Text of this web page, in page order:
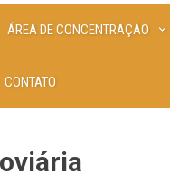
ÁREA DE CONCENTRAÇÃO
CONTATO